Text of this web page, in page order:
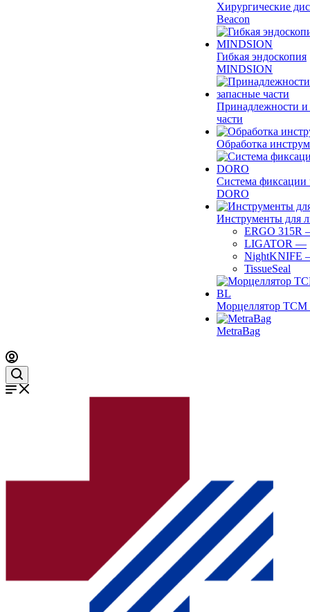
Хирургические
Beacon
Гибкая эндоскопия
MINDSION
Принадлежности и
части
Обработка
Система фиксации
DORO
Инструменты для
ERGO 315R
LIGATOR —
NightKNIFE
TissueSeal
Морцеллятор ТСМ
MetraBag